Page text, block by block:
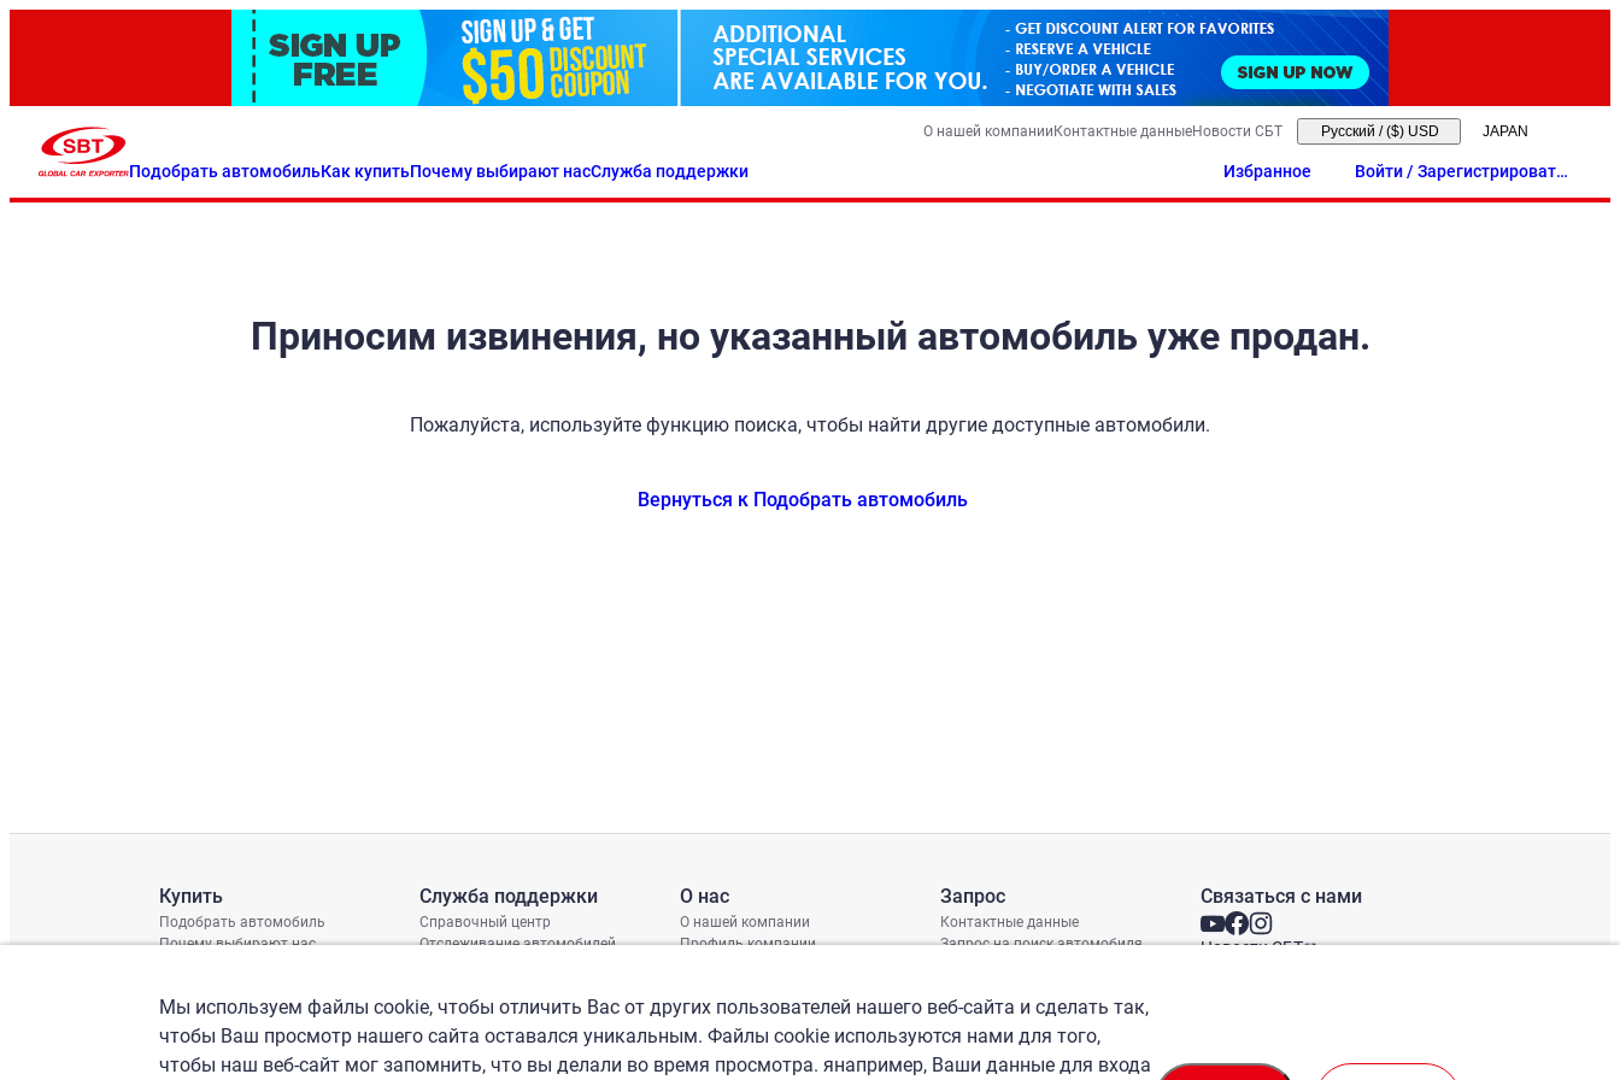
Подобрать автомобильКак купитьПочему выбирают насСлужба поддержки
О нашей компанииКонтактные данныеНовости СБТ Русский / ($) USD
Избранное
Войти / Зарегистрировать
ся
Приносим извинения, но указанный автомобиль уже продан.
Пожалуйста, используйте функцию поиска, чтобы найти другие доступные автомобили.
Вернуться к Подобрать автомобиль
Купить
Подобрать автомобиль
Почему выбирают нас
Служба поддержки
Справочный центр
Отслеживание автомобилей
График доставки
Проверка шасси
О нас
О нашей компании
Профиль компании
Запрос
Контактные данные
Запрос на поиск автомобиля
Связаться с нами
Новости СБТ
Мы используем файлы cookie, чтобы отличить Вас от других пользователей нашего веб-сайта и сделать так,
чтобы Ваш просмотр нашего сайта оставался уникальным. Файлы cookie используются нами для того,
чтобы наш веб-сайт мог запомнить, что вы делали во время просмотра. янапример, Ваши данные для входа